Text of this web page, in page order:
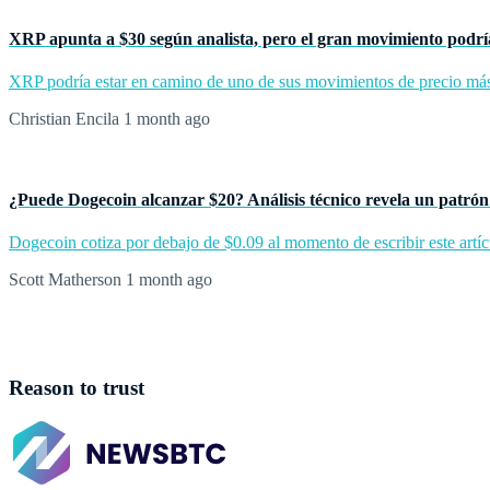
XRP apunta a $30 según analista, pero el gran movimiento
XRP podría estar en camino de uno de sus movimientos de precio
Christian Encila 1 month ago
¿Puede Dogecoin alcanzar $20? Análisis técnico revela un
Dogecoin cotiza por debajo de $0.09 al momento de escribir este
Scott Matherson 1 month ago
Reason to trust